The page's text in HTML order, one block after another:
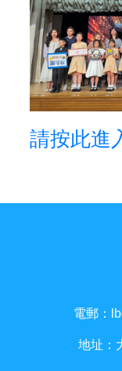
請按此進
電郵：
地址：